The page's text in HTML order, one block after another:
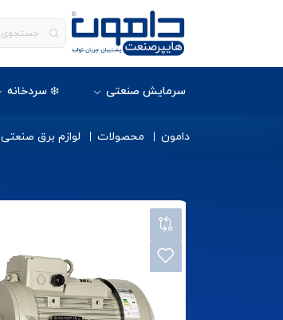
سرمایش صنعتی ❄️ سردخانه
دامون محصولات لوازم برق صنعتی